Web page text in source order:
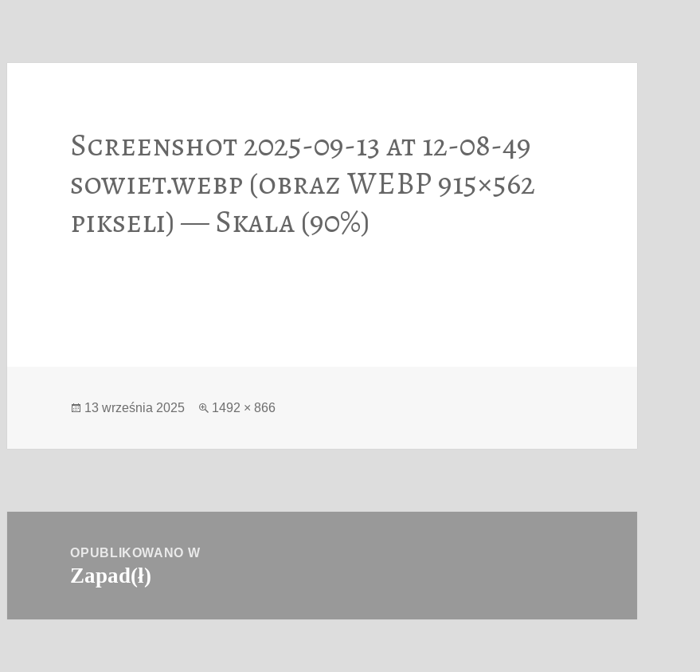
Screenshot 2025-09-13 at 12-08-49
sowiet.webp (obraz WEBP 915×562
pikseli) — Skala (90%)
Data
13 września 2025
Pełny
1492 × 866
OPUBLIKOWANO W
Zapad(ł)